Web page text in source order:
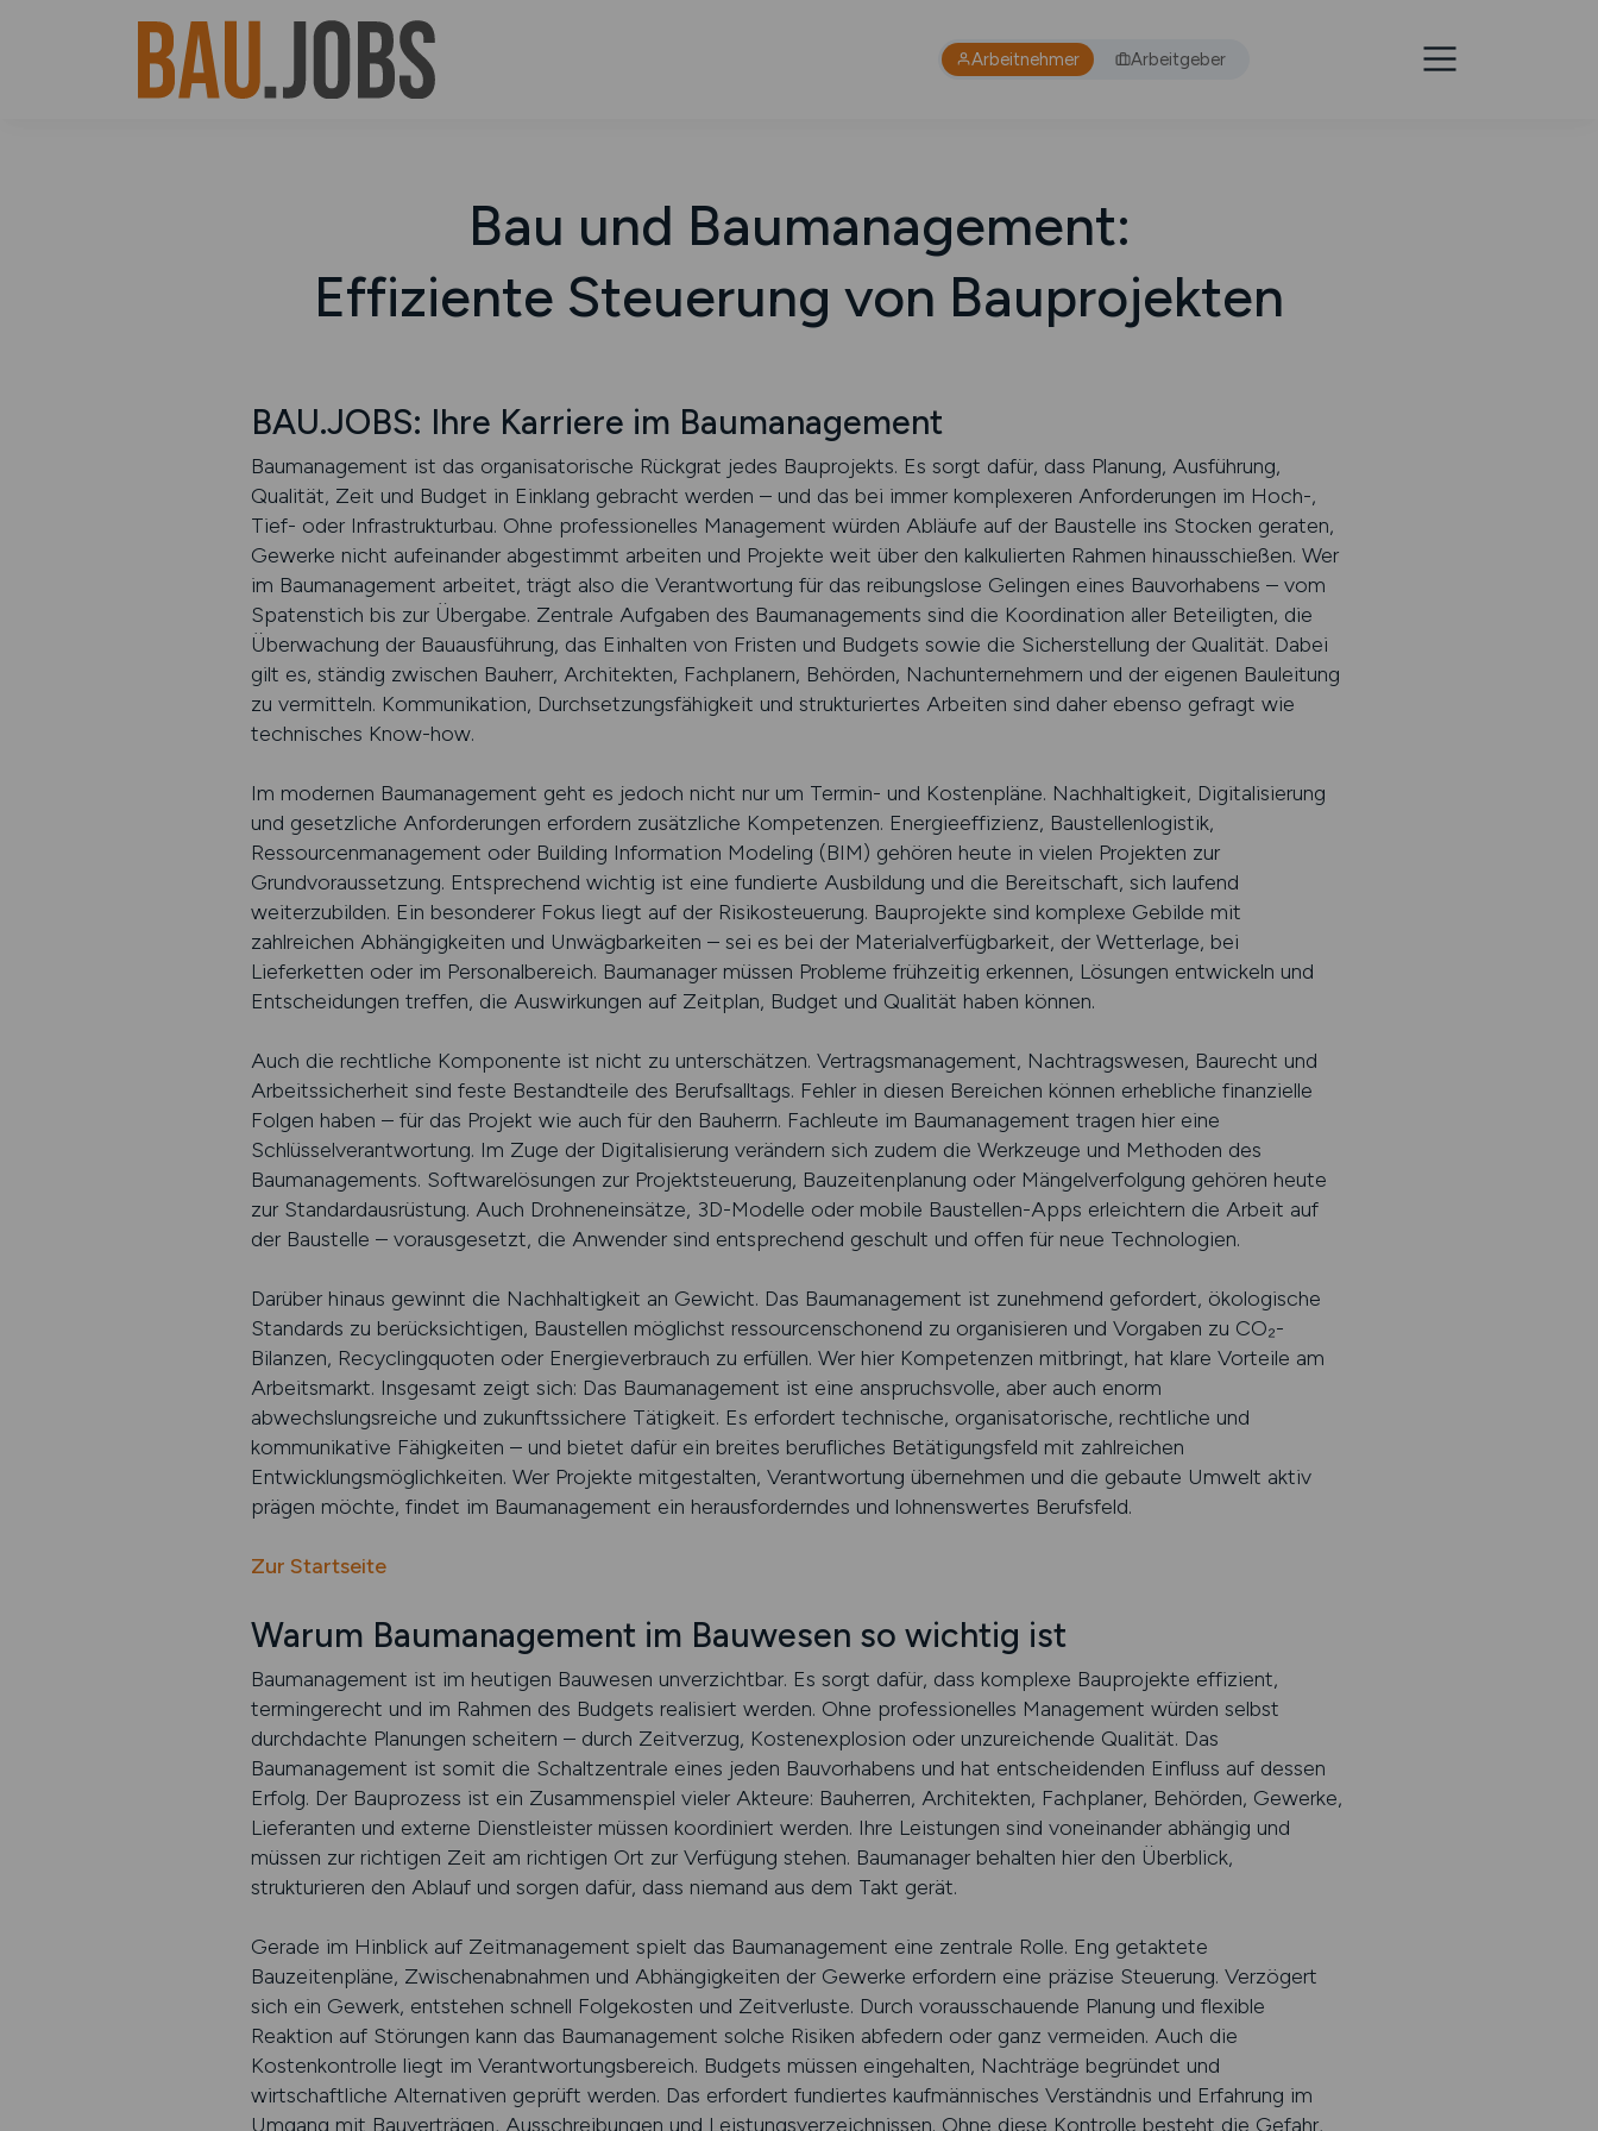
Arbeitnehmer Arbeitgeber
Bau und Baumanagement:
Effiziente Steuerung von Bauprojekten
BAU.JOBS: Ihre Karriere im Baumanagement
Baumanagement ist das organisatorische Rückgrat jedes Bauprojekts. Es sorgt dafür, dass Planung, Ausführung,
Qualität, Zeit und Budget in Einklang gebracht werden – und das bei immer komplexeren Anforderungen im Hoch-,
Tief- oder Infrastrukturbau. Ohne professionelles Management würden Abläufe auf der Baustelle ins Stocken geraten,
Gewerke nicht aufeinander abgestimmt arbeiten und Projekte weit über den kalkulierten Rahmen hinausschießen. Wer
im Baumanagement arbeitet, trägt also die Verantwortung für das reibungslose Gelingen eines Bauvorhabens – vom
Spatenstich bis zur Übergabe. Zentrale Aufgaben des Baumanagements sind die Koordination aller Beteiligten, die
Überwachung der Bauausführung, das Einhalten von Fristen und Budgets sowie die Sicherstellung der Qualität. Dabei
gilt es, ständig zwischen Bauherr, Architekten, Fachplanern, Behörden, Nachunternehmern und der eigenen Bauleitung
zu vermitteln. Kommunikation, Durchsetzungsfähigkeit und strukturiertes Arbeiten sind daher ebenso gefragt wie
technisches Know-how.
Im modernen Baumanagement geht es jedoch nicht nur um Termin- und Kostenpläne. Nachhaltigkeit, Digitalisierung
und gesetzliche Anforderungen erfordern zusätzliche Kompetenzen. Energieeffizienz, Baustellenlogistik,
Ressourcenmanagement oder Building Information Modeling (BIM) gehören heute in vielen Projekten zur
Grundvoraussetzung. Entsprechend wichtig ist eine fundierte Ausbildung und die Bereitschaft, sich laufend
weiterzubilden. Ein besonderer Fokus liegt auf der Risikosteuerung. Bauprojekte sind komplexe Gebilde mit
zahlreichen Abhängigkeiten und Unwägbarkeiten – sei es bei der Materialverfügbarkeit, der Wetterlage, bei
Lieferketten oder im Personalbereich. Baumanager müssen Probleme frühzeitig erkennen, Lösungen entwickeln und
Entscheidungen treffen, die Auswirkungen auf Zeitplan, Budget und Qualität haben können.
Auch die rechtliche Komponente ist nicht zu unterschätzen. Vertragsmanagement, Nachtragswesen, Baurecht und
Arbeitssicherheit sind feste Bestandteile des Berufsalltags. Fehler in diesen Bereichen können erhebliche finanzielle
Folgen haben – für das Projekt wie auch für den Bauherrn. Fachleute im Baumanagement tragen hier eine
Schlüsselverantwortung. Im Zuge der Digitalisierung verändern sich zudem die Werkzeuge und Methoden des
Baumanagements. Softwarelösungen zur Projektsteuerung, Bauzeitenplanung oder Mängelverfolgung gehören heute
zur Standardausrüstung. Auch Drohneneinsätze, 3D-Modelle oder mobile Baustellen-Apps erleichtern die Arbeit auf
der Baustelle – vorausgesetzt, die Anwender sind entsprechend geschult und offen für neue Technologien.
Darüber hinaus gewinnt die Nachhaltigkeit an Gewicht. Das Baumanagement ist zunehmend gefordert, ökologische
Standards zu berücksichtigen, Baustellen möglichst ressourcenschonend zu organisieren und Vorgaben zu CO₂-
Bilanzen, Recyclingquoten oder Energieverbrauch zu erfüllen. Wer hier Kompetenzen mitbringt, hat klare Vorteile am
Arbeitsmarkt. Insgesamt zeigt sich: Das Baumanagement ist eine anspruchsvolle, aber auch enorm
abwechslungsreiche und zukunftssichere Tätigkeit. Es erfordert technische, organisatorische, rechtliche und
kommunikative Fähigkeiten – und bietet dafür ein breites berufliches Betätigungsfeld mit zahlreichen
Entwicklungsmöglichkeiten. Wer Projekte mitgestalten, Verantwortung übernehmen und die gebaute Umwelt aktiv
prägen möchte, findet im Baumanagement ein herausforderndes und lohnenswertes Berufsfeld.
Zur Startseite
Warum Baumanagement im Bauwesen so wichtig ist
Baumanagement ist im heutigen Bauwesen unverzichtbar. Es sorgt dafür, dass komplexe Bauprojekte effizient,
termingerecht und im Rahmen des Budgets realisiert werden. Ohne professionelles Management würden selbst
durchdachte Planungen scheitern – durch Zeitverzug, Kostenexplosion oder unzureichende Qualität. Das
Baumanagement ist somit die Schaltzentrale eines jeden Bauvorhabens und hat entscheidenden Einfluss auf dessen
Erfolg. Der Bauprozess ist ein Zusammenspiel vieler Akteure: Bauherren, Architekten, Fachplaner, Behörden, Gewerke,
Lieferanten und externe Dienstleister müssen koordiniert werden. Ihre Leistungen sind voneinander abhängig und
müssen zur richtigen Zeit am richtigen Ort zur Verfügung stehen. Baumanager behalten hier den Überblick,
strukturieren den Ablauf und sorgen dafür, dass niemand aus dem Takt gerät.
Gerade im Hinblick auf Zeitmanagement spielt das Baumanagement eine zentrale Rolle. Eng getaktete
Bauzeitenpläne, Zwischenabnahmen und Abhängigkeiten der Gewerke erfordern eine präzise Steuerung. Verzögert
sich ein Gewerk, entstehen schnell Folgekosten und Zeitverluste. Durch vorausschauende Planung und flexible
Reaktion auf Störungen kann das Baumanagement solche Risiken abfedern oder ganz vermeiden. Auch die
Kostenkontrolle liegt im Verantwortungsbereich. Budgets müssen eingehalten, Nachträge begründet und
wirtschaftliche Alternativen geprüft werden. Das erfordert fundiertes kaufmännisches Verständnis und Erfahrung im
Umgang mit Bauverträgen, Ausschreibungen und Leistungsverzeichnissen. Ohne diese Kontrolle besteht die Gefahr,